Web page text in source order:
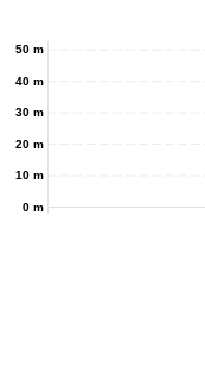
0 m
10 m
20 m
30 m
40 m
50 m